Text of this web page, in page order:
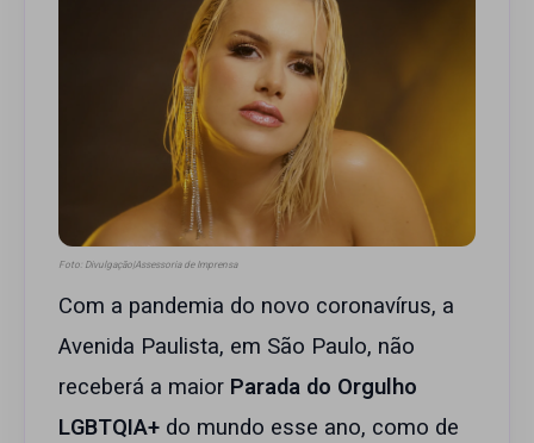
Foto: Divulgação|Assessoria de Imprensa
Com a pandemia do novo coronavírus, a
Avenida Paulista, em São Paulo, não
receberá a maior Parada do Orgulho
LGBTQIA+ do mundo esse ano, como de